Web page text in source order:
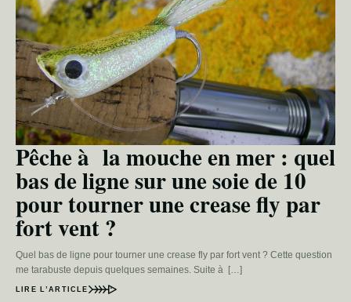
Pêche à la mouche en mer : quel
bas de ligne sur une soie de 10
pour tourner une crease fly par
fort vent ?
Quel bas de ligne pour tourner une crease fly par fort vent ? Cette question
me tarabuste depuis quelques semaines. Suite à […]
LIRE L’ARTICLE